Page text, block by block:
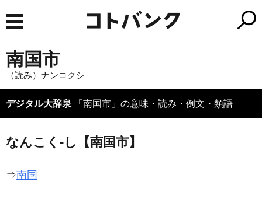
南国市
（読み）ナンコクシ
デジタル大辞泉 「南国市」の意味・読み・例文・類語
なんこく‐し【南国市】
⇒南国